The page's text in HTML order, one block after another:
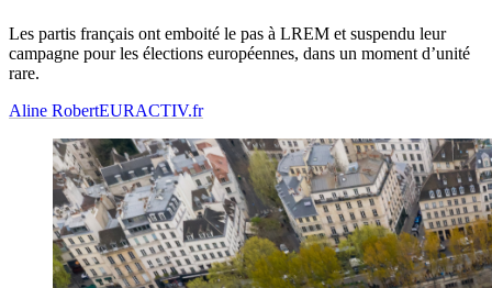
Les partis français ont emboité le pas à LREM et suspendu leur
campagne pour les élections européennes, dans un moment d’unité
rare.
Aline RobertEURACTIV.fr